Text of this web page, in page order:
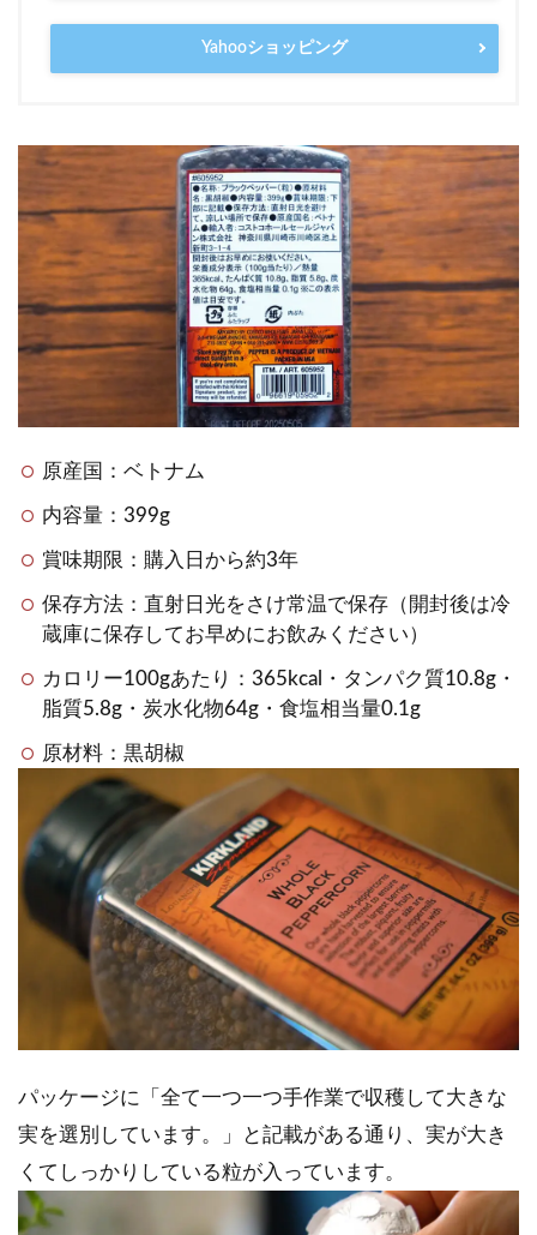
Yahooショッピング
原産国：ベトナム
内容量：399g
賞味期限：購入日から約3年
保存方法：直射日光をさけ常温で保存（開封後は冷
蔵庫に保存してお早めにお飲みください）
カロリー100gあたり：365kcal・タンパク質10.8g・
脂質5.8g・炭水化物64g・食塩相当量0.1g
原材料：黒胡椒
パッケージに「全て一つ一つ手作業で収穫して大きな
実を選別しています。」と記載がある通り、実が大き
くてしっかりしている粒が入っています。